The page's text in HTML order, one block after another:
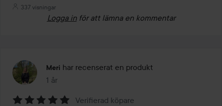
337 visningar
Logga in för att lämna en kommentar
Meri har recenserat en produkt
1 år
Inlägget skapades 1 år
Verifierad köpare